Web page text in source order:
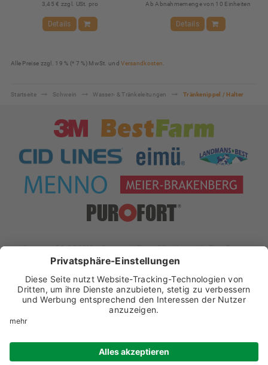
3,45 € zzgl. USt. pro
Details
Ab Abnahmemenge von 10 Einheiten
Details
Alle Preise zzgl. 19 % (* 7 %) MwSt. undVersandkosten.
Startseite Schwein Wasser- & Tränkeleitungen Tränkenippel / Halter
xt:Commerce 5.1.4 © 2019 xt:Commerce| Theme & Development byTeam Progress
Impressum
Datenschutz
Widerrufsbelehrung
Batteriehinweis